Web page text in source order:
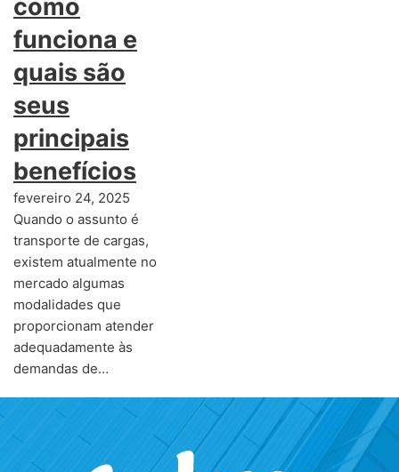
como
funciona e
quais são
seus
principais
benefícios
fevereiro 24, 2025
Quando o assunto é
transporte de cargas,
existem atualmente no
mercado algumas
modalidades que
proporcionam atender
adequadamente às
demandas de…